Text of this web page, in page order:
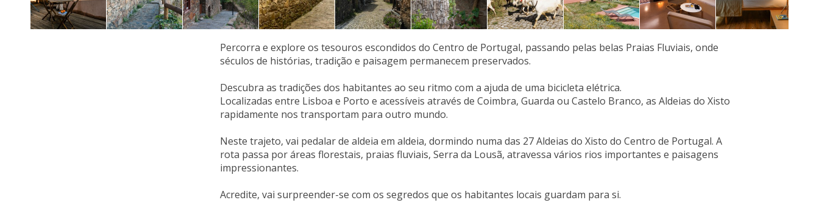
Percorra e explore os tesouros escondidos do Centro de Portugal, passando pelas belas Praias Fluviais, onde
séculos de histórias, tradição e paisagem permanecem preservados.
Descubra as tradições dos habitantes ao seu ritmo com a ajuda de uma bicicleta elétrica.
Localizadas entre Lisboa e Porto e acessíveis através de Coimbra, Guarda ou Castelo Branco, as Aldeias do Xisto
rapidamente nos transportam para outro mundo.
Neste trajeto, vai pedalar de aldeia em aldeia, dormindo numa das 27 Aldeias do Xisto do Centro de Portugal. A
rota passa por áreas florestais, praias fluviais, Serra da Lousã, atravessa vários rios importantes e paisagens
impressionantes.
Acredite, vai surpreender-se com os segredos que os habitantes locais guardam para si.